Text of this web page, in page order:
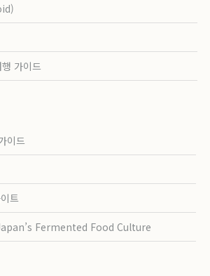
가이드
이드
트
Fermented Food Culture